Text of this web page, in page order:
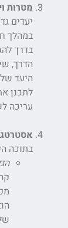
מטרות
יעדים
במהלך
בדרך
הדרך,
היעד
לתכנן
עריכה
בתוכה